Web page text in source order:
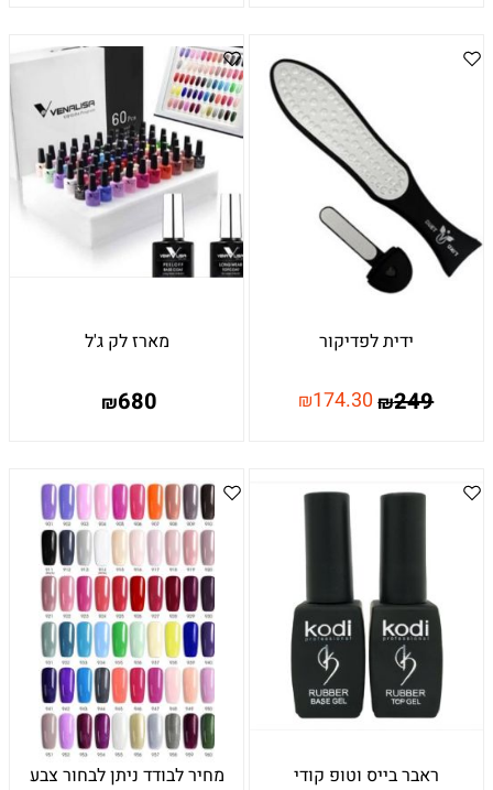
ידית לפדיקור
₪249
₪174.30
מארז לק ג'ל
₪680
ראבר בייס וטופ קודי מחיר לבודד ניתן לבחור צבע